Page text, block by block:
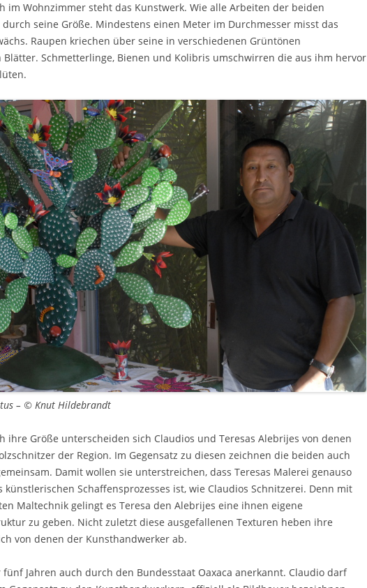
im Wohnzimmer steht das Kunstwerk. Wie alle Arbeiten der beiden
seine Größe. Mindestens einen Meter im Durchmesser misst das
Raupen kriechen über seine in verschiedenen Grüntönen
Schmetterlinge, Bienen und Kolibris umschwirren die aus ihm hervor
– © Knut Hildebrandt
ihre Größe unterscheiden sich Claudios und Teresas Alebrijes von denen
der Region. Im Gegensatz zu diesen zeichnen die beiden auch
Damit wollen sie unterstreichen, dass Teresas Malerei genauso
künstlerischen Schaffensprozesses ist, wie Claudios Schnitzerei. Denn mit
Maltechnik gelingt es Teresa den Alebrijes eine ihnen eigene
zu geben. Nicht zuletzt diese ausgefallenen Texturen heben ihre
von denen der Kunsthandwerker ab.
fünf Jahren auch durch den Bundesstaat Oaxaca anerkannt. Claudio darf